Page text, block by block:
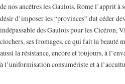
de nos ancêtres les Gaulois. Rome l’apprit à
désir d’imposer les “provinces” dut céder
indépassable des Gaulois pour les Cicéron,
clochers, ses fromages, ce qui fait la beauté
aussi la résistance, encore et toujours, à
à l’uniformisation consumériste et à